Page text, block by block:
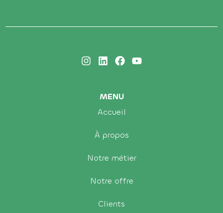
MENU
Accueil
À propos
Notre métier
Notre offre
Clients